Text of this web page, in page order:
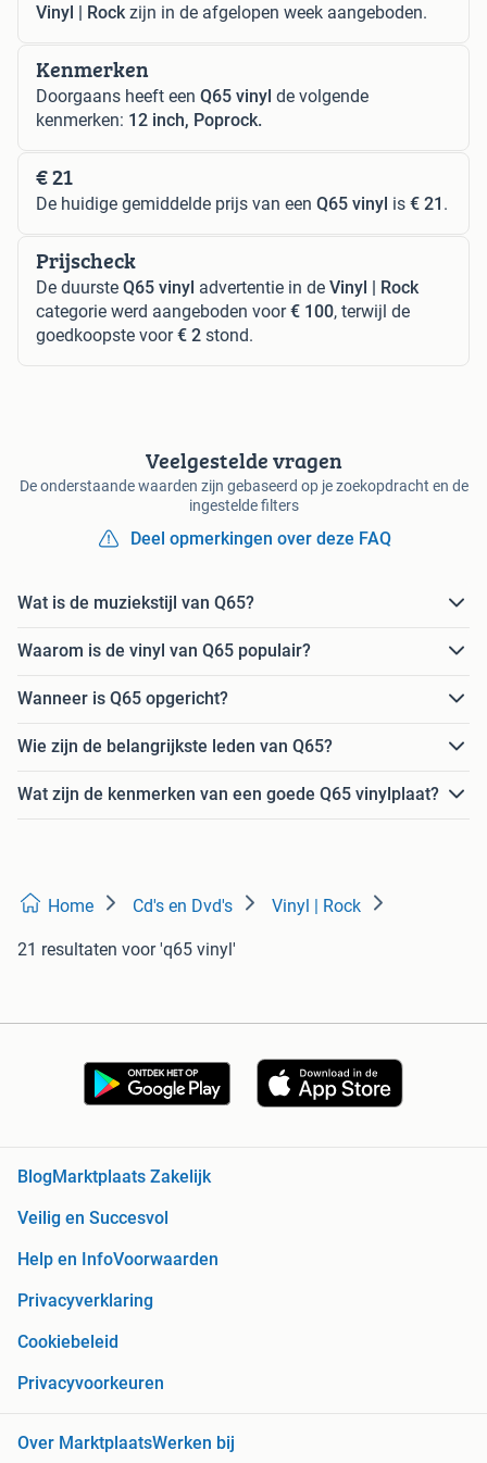
Vinyl | Rockzijn in de afgelopen week aangeboden.
Kenmerken
Doorgaans heeft een Q65 vinyl de volgende
kenmerken: 12 inch, Poprock.
€ 21
De huidige gemiddelde prijs van een Q65 vinyl is € 21 .
Prijscheck
De duurste Q65 vinyl advertentie in de Vinyl | Rock
categorie werd aangeboden voor€ 100, terwijl de
goedkoopste voor€ 2 stond.
Veelgestelde vragen
De onderstaande waarden zijn gebaseerd op je zoekopdracht en de
ingestelde filters
Deel opmerkingen over deze FAQ
Wat is de muziekstijl van Q65?
Waarom is de vinyl van Q65 populair?
Wanneer is Q65 opgericht?
Wie zijn de belangrijkste leden van Q65?
Wat zijn de kenmerken van een goede Q65 vinylplaat?
Home Cd's en Dvd's Vinyl | Rock
21 resultaten voor 'q65 vinyl'
BlogMarktplaats Zakelijk
Veilig en Succesvol
Help en InfoVoorwaarden
Privacyverklaring
Cookiebeleid
Privacyvoorkeuren
Over MarktplaatsWerken bij